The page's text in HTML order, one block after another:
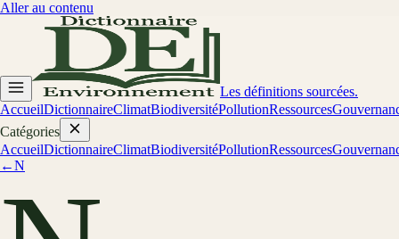
Aller au contenu
Les définitions sourcées.
AccueilDictionnaireClimatBiodiversitéPollutionRessources
Catégories
AccueilDictionnaireClimatBiodiversitéPollutionRessources
←N